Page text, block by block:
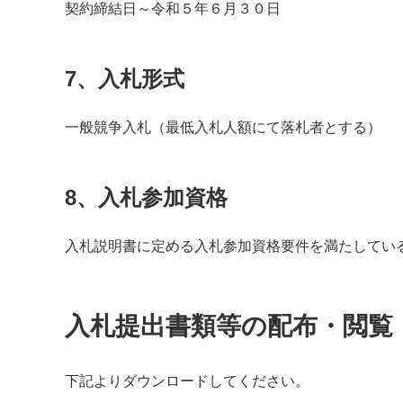
契約締結日～令和５年６月３０日
7、入札形式
一般競争入札（最低入札人額にて落札者とする）
8、入札参加資格
入札説明書に定める入札参加資格要件を満たしてい
入札提出書類等の配布・閲覧
下記よりダウンロードしてください。